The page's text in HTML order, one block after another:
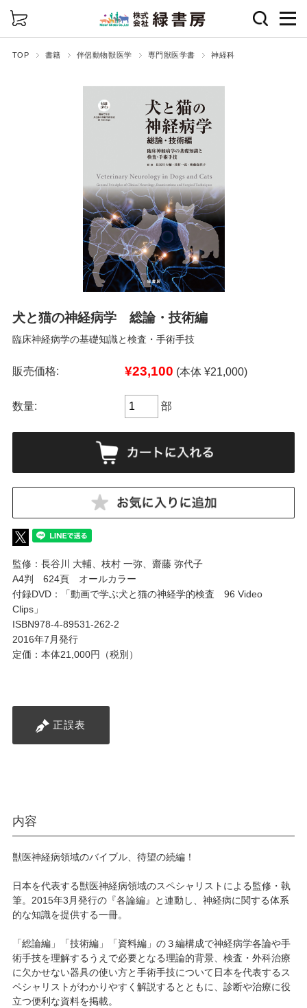
TOP 書籍 伴侶動物獣医学 専門獣医学書 神経科
犬と猫の神経病学 総論・技術編
臨床神経病学の基礎知識と検査・手術手技
販売価格: ¥23,100 (本体 ¥21,000)
数量: 部
監修：長谷川 大輔、枝村 一弥、齋藤 弥代子
A4判 624頁 オールカラー
付録DVD：「動画で学ぶ犬と猫の神経学的検査 96 Video
Clips」
ISBN978-4-89531-262-2
2016年7月発行
定価：本体21,000円（税別）
正誤表
内容
獣医神経病領域のバイブル、待望の続編！
日本を代表する獣医神経病領域のスペシャリストによる監修・執
筆。2015年3月発行の『各論編』と連動し、神経病に関する体系
的な知識を提供する一冊。
「総論編」「技術編」「資料編」の３編構成で神経病学各論や手
術手技を理解するうえで必要となる理論的背景、検査・外科治療
に欠かせない器具の使い方と手術手技について日本を代表するス
ペシャリストがわかりやすく解説するとともに、診断や治療に役
立つ便利な資料を掲載。